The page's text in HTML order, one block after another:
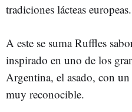
tradiciones lácteas europeas.
A este se suma Ruffles
inspirado en uno de los
Argentina, el asado, con
muy reconocible.